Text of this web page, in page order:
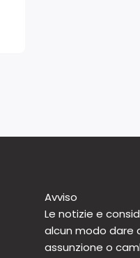
Avviso
Le notizie e
alcun modo dare
assunzione o